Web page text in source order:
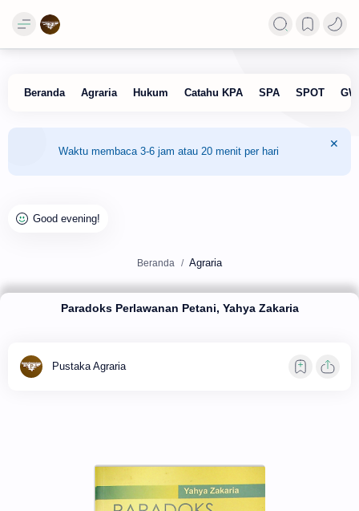
Waktu membaca 3-6 jam atau 20 menit per hari
Beranda Agraria
Paradoks Perlawanan Petani, Yahya Zakaria